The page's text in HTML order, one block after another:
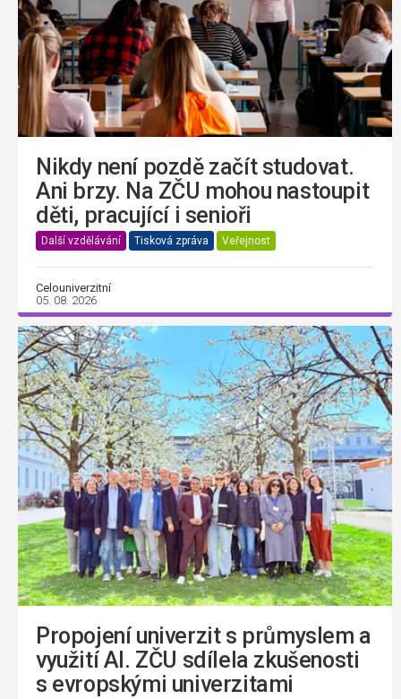
Nikdy není pozdě začít studovat.
Ani brzy. Na ZČU mohou nastoupit
děti, pracující i senioři
Další vzdělávání Tisková zpráva Veřejnost
Celouniverzitní
05. 08. 2026
Propojení univerzit s průmyslem a
využití AI. ZČU sdílela zkušenosti
s evropskými univerzitami